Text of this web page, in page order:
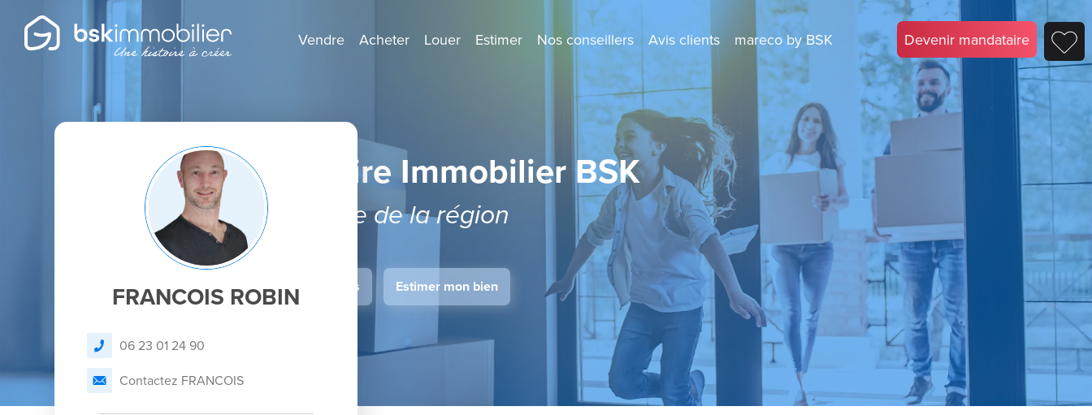
Vendre Acheter Louer Estimer Nos conseillers Avis clients mareco by BSK Devenir mandataire
Agent Mandataire Immobilier BSK
Spécialiste de la région
Je dépose un avis Estimer mon bien
FRANCOIS ROBIN
06 23 01 24 90
Contactez FRANCOIS